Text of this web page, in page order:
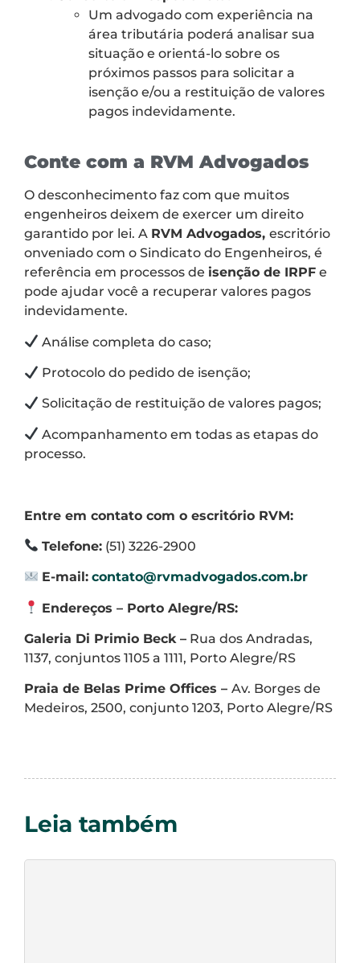
Um advogado com experiência na
área tributária poderá analisar sua
situação e orientá-lo sobre os
próximos passos para solicitar a
isenção e/ou a restituição de valores
pagos indevidamente.
Conte com a RVM Advogados
O desconhecimento faz com que muitos
engenheiros deixem de exercer um direito
garantido por lei. A RVM Advogados, escritório
onveniado com o Sindicato do Engenheiros, é
referência em processos de isenção de IRPF e
pode ajudar você a recuperar valores pagos
indevidamente.
Análise completa do caso;
Protocolo do pedido de isenção;
Solicitação de restituição de valores pagos;
Acompanhamento em todas as etapas do
processo.
Entre em contato com o escritório RVM:
Telefone: (51) 3226-2900
E-mail: contato@rvmadvogados.com.br
Endereços – Porto Alegre/RS:
Galeria Di Primio Beck – Rua dos Andradas,
1137, conjuntos 1105 a 1111, Porto Alegre/RS
Praia de Belas Prime Offices – Av. Borges de
Medeiros, 2500, conjunto 1203, Porto Alegre/RS
Leia também